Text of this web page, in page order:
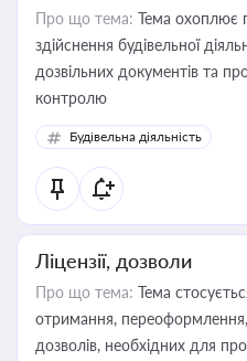
Про що тема: Тема охоплює
здійснення будівельної
дозвільних документів та
контролю
Будівельна діяльність
Ліцензії, дозволи
Про що тема: Тема
отримання, переоформлення,
дозволів, необхідних для